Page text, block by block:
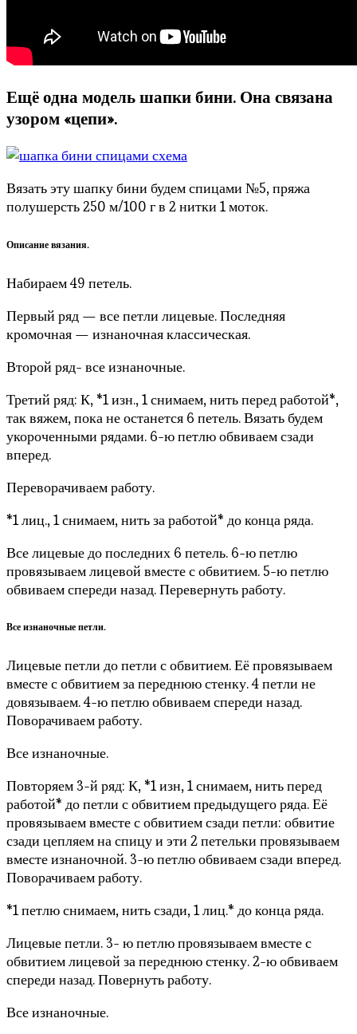
Ещё одна модель шапки бини. Она связана
узором «цепи».
Вязать эту шапку бини будем спицами №5, пряжа
полушерсть 250 м/100 г в 2 нитки 1 моток.
Описание вязания.
Набираем 49 петель.
Первый ряд — все петли лицевые. Последняя
кромочная — изнаночная классическая.
Второй ряд- все изнаночные.
Третий ряд: К, *1 изн., 1 снимаем, нить перед работой*,
так вяжем, пока не останется 6 петель. Вязать будем
укороченными рядами. 6-ю петлю обвиваем сзади
вперед.
Переворачиваем работу.
*1 лиц., 1 снимаем, нить за работой* до конца ряда.
Все лицевые до последних 6 петель. 6-ю петлю
провязываем лицевой вместе с обвитием. 5-ю петлю
обвиваем спереди назад. Перевернуть работу.
Все изнаночные петли.
Лицевые петли до петли с обвитием. Её провязываем
вместе с обвитием за переднюю стенку. 4 петли не
довязываем. 4-ю петлю обвиваем спереди назад.
Поворачиваем работу.
Все изнаночные.
Повторяем 3-й ряд: К, *1 изн, 1 снимаем, нить перед
работой* до петли с обвитием предыдущего ряда. Её
провязываем вместе с обвитием сзади петли: обвитие
сзади цепляем на спицу и эти 2 петельки провязываем
вместе изнаночной. 3-ю петлю обвиваем сзади вперед.
Поворачиваем работу.
*1 петлю снимаем, нить сзади, 1 лиц.* до конца ряда.
Лицевые петли. 3- ю петлю провязываем вместе с
обвитием лицевой за переднюю стенку. 2-ю обвиваем
спереди назад. Повернуть работу.
Все изнаночные.